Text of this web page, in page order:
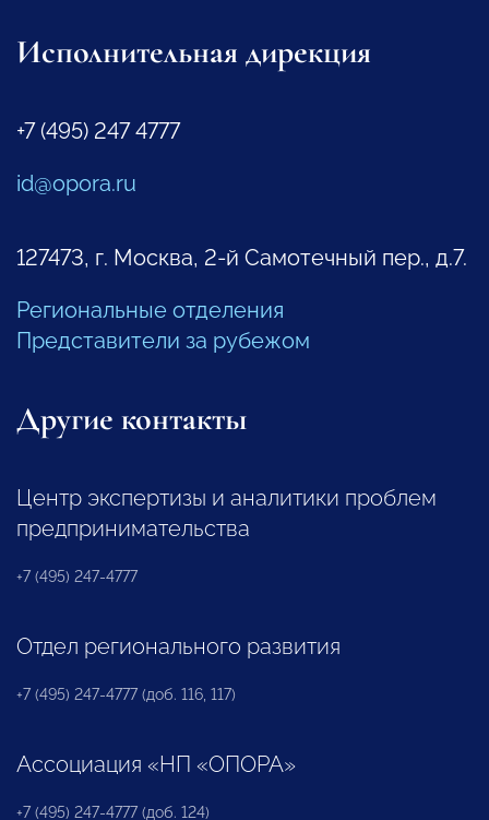
Исполнительная дирекция
+7 (495) 247 4777
id@opora.ru
127473, г. Москва, 2-й Самотечный пер., д.7.
Региональные отделения
Представители за рубежом
Другие контакты
Центр экспертизы и аналитики проблем
предпринимательства
+7 (495) 247-4777
Отдел регионального развития
+7 (495) 247-4777 (доб. 116, 117)
Ассоциация «НП «ОПОРА»
+7 (495) 247-4777 (доб. 124)